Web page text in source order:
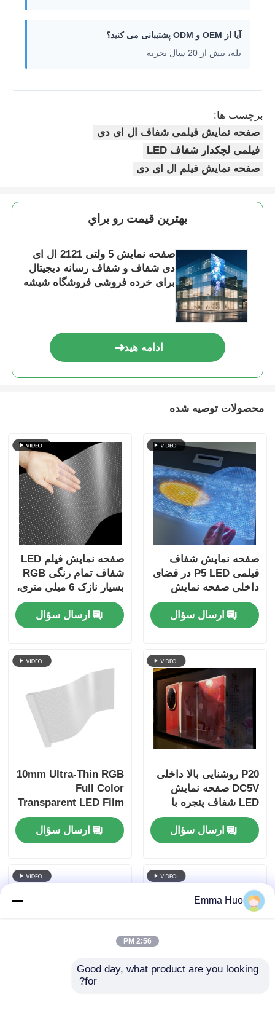
آیا از OEM و ODM پشتیبانی می کنید؟
بله، بیش از 20 سال تجربه
برچسب ها:
صفحه نمایش فیلمی شفاف ال ای دی
فیلمی لچکدار شفاف LED
صفحه نمایش فیلم ال ای دی
بهترين قيمت رو براي
صفحه نمایش 5 ولتی 2121 ال ای
دی شفاف و شفاف رسانه دیجیتال
برای خرده فروشی فروشگاه شیشه
ادامه هید
محصولات توصیه شده
صفحه نمایش شفاف
فیلمی P5 LED در فضای
داخلی صفحه نمایش
چسبنده با وضوح بالا
برای تبلیغات فروشگاه
خرده فروشی پنجره
ارسال سؤال
صفحه نمایش فیلم LED
شفاف تمام رنگی RGB
بسیار نازک 6 میلی متری،
ابعاد کابینت سفارشی،
فیلم LED انعطاف پذیر
با شفافیت بالا برای
ارسال سؤال
P20 روشنایی بالا داخلی
DC5V صفحه نمایش
LED شفاف پنجره با
کیفیت خوب Pantalla
LED صفحه نمایش
شفاف
ارسال سؤال
10mm Ultra-Thin RGB
Full Color
Transparent LED Film
Screen با اندازه کابینت
سفارشی برای تبلیغات
تجاری
ارسال سؤال
Emma Huo
2:56 PM
Good day, what product are you looking
for?